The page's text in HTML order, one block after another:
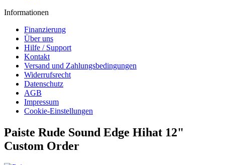
Informationen
Finanzierung
Über uns
Hilfe / Support
Kontakt
Versand und Zahlungsbedingungen
Widerrufsrecht
Datenschutz
AGB
Impressum
Cookie-Einstellungen
Paiste Rude Sound Edge Hihat 12"
Custom Order